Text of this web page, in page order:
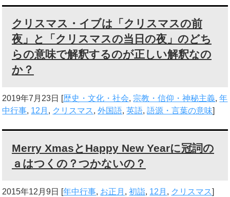
クリスマス・イブは「クリスマスの前
夜」と「クリスマスの当日の夜」のどち
らの意味で解釈するのが正しい解釈なの
か？
2019年7月23日 [歴史・文化・社会, 宗教・信仰・神秘主義,年
中行事, 12月 , クリスマス,外国語,英語,語源・言葉の意味]
Merry XmasとHappy New Yearに冠詞の
ａはつくの？つかないの？
2015年12月9日 [年中行事, お正月 ,初詣, 12月 , クリスマス]